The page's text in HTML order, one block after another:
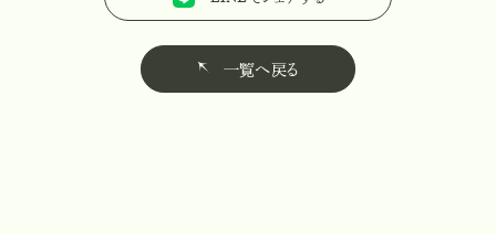
一覧へ戻る
一覧へ戻る